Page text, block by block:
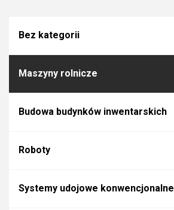
Bez kategorii
Maszyny rolnicze
Budowa budynków inwentarskich
Roboty
Systemy udojowe konwencjonalne